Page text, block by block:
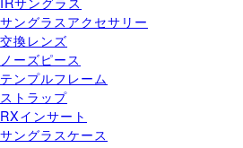
サングラスアクセサリー
交換レンズ
ノーズピース
テンプルフレーム
ストラップ
RXインサート
サングラスケース